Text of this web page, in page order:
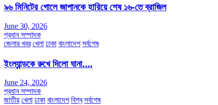
৯৬ মিনিটের গোলে জাপানকে হারিয়ে শেষ ১৬-তে ব্রাজিল
June 30, 2026
প্রধান সম্পাদক
জেলার খবর খেলা ঢাকা বাংলাদেশ সর্বশেষ
ইংল্যান্ডকে রুখে দিলো ঘানা….
June 24, 2026
প্রধান সম্পাদক
জাতীয় খেলা ঢাকা বাংলাদেশ বিশ্ব সর্বশেষ